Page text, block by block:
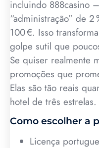
incluindo 888casino
“administração” de
100 €. Isso
golpe sutil que
Se quiser realmente
promoções que
Elas são tão reais
hotel de três estrelas.
Como escolher a
Licença